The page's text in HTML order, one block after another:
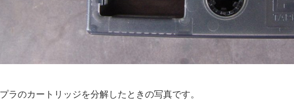
ラのカートリッジを分解したときの写真です。